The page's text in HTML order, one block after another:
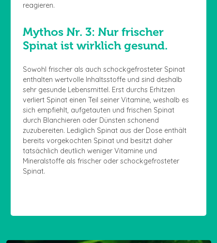
reagieren.
Mythos Nr. 3: Nur frischer
Spinat ist wirklich gesund.
Sowohl frischer als auch schockgefrosteter Spinat
enthalten wertvolle Inhaltsstoffe und sind deshalb
sehr gesunde Lebensmittel. Erst durchs Erhitzen
verliert Spinat einen Teil seiner Vitamine, weshalb es
sich empfiehlt, aufgetauten und frischen Spinat
durch Blanchieren oder Dünsten schonend
zuzubereiten. Lediglich Spinat aus der Dose enthält
bereits vorgekochten Spinat und besitzt daher
tatsächlich deutlich weniger Vitamine und
Mineralstoffe als frischer oder schockgefrosteter
Spinat.